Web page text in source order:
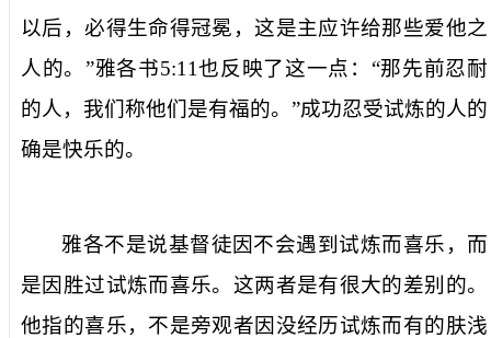
以后，必得生命得冠冕，这是主应许给那些爱他之
人的。”雅各书5:11也反映了这一点 ： “那先前忍耐
的人，我们称他们是有福的。 ”成功忍受试炼的人的
确是快乐的。
雅各不是说基督徒因不会遇到试炼而喜乐，而
是因胜过试炼而喜乐。这两者是有很大的差别的。
他指的喜乐， 不是旁观者因没经历试炼而有的肤浅